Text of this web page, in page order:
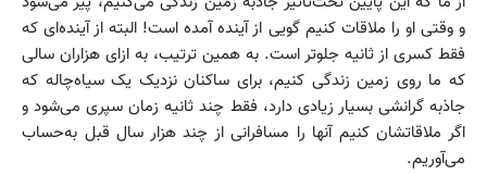
و وقتی او را ملاقات کنیم گویی از آینده آمده است! البته از آینده‌ای که
فقط کسری از ثانیه جلوتر است. به همین ترتیب، به‌ ازای هزاران سالی
که ما روی زمین زندگی کنیم، برای ساکنان نزدیک یک سیاه‌چاله که
جاذبه گرانشی بسیار زیادی دارد، فقط چند ثانیه زمان سپری می‌شود و
اگر ملاقاتشان کنیم آنها را مسافرانی از چند هزار سال قبل به‌حساب
می‌آوریم.